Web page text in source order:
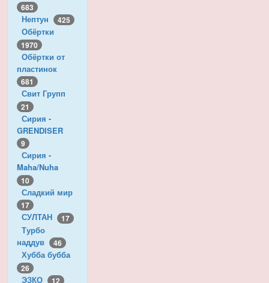
683
Нептун 425
Обёртки
1970
Обёртки от
пластинок
681
Свит Групп
21
Сирия -
GRENDISER
9
Сирия -
Maha/Nuha
10
Сладкий мир
17
СУЛТАН 17
Турбо
наддув
46
Хубба бубба
26
ЭЗКО 12